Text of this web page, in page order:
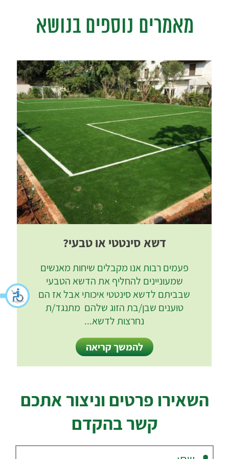
מאמרים נוספים בנושא
דשא סינטטי או טבעי?
פעמים רבות אנו מקבלים שיחות מאנשים
שמעוניינים להחליף את הדשא הטבעי
שבביתם לדשא סינטטי איכותי אבל אז הם
טוענים שבן/בת הזוג שלהם מתנגד/ת
נחרצות לדשא...
להמשך קריאה
השאירו פרטים וניצור אתכם
קשר בהקדם